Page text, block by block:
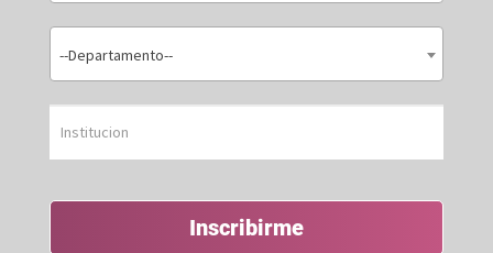
--Departamento--
Inscribirme